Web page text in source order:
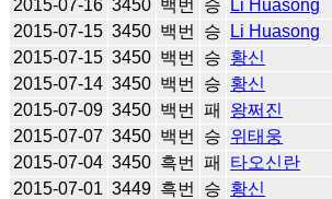
2015-07-16 3450 백번 승 Li Huasong
2015-07-15 3450 백번 승 Li Huasong
2015-07-15 3450 백번 승 황신
2015-07-14 3450 백번 승 황신
2015-07-09 3450 백번 패 왕쩌진
2015-07-07 3450 백번 승 위태웅
2015-07-04 3450 흑번 패 타오신란
2015-07-01 3449 흑번 승 황신